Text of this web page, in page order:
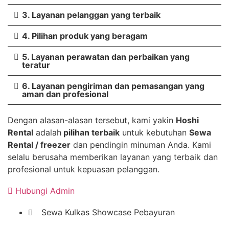
3. Layanan pelanggan yang terbaik
4. Pilihan produk yang beragam
5. Layanan perawatan dan perbaikan yang
teratur
6. Layanan pengiriman dan pemasangan yang
aman dan profesional
Dengan alasan-alasan tersebut, kami yakin Hoshi
Rental adalah pilihan terbaik untuk kebutuhan Sewa
Rental / freezer dan pendingin minuman Anda. Kami
selalu berusaha memberikan layanan yang terbaik dan
profesional untuk kepuasan pelanggan.
Hubungi Admin
Sewa Kulkas Showcase Pebayuran